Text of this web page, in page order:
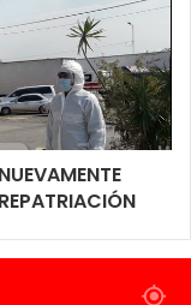
se realizara en